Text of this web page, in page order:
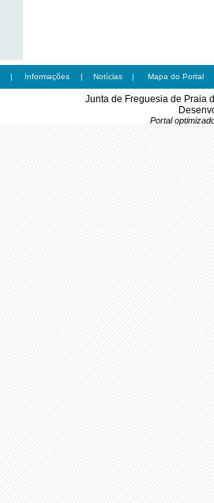
| Informações | Notícias | Mapa do Portal
Junta de Freguesia de Praia
Portal